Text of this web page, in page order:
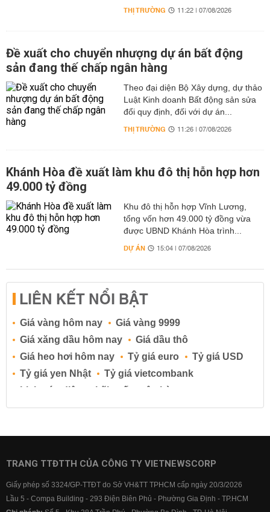
THỊ TRƯỜNG 11:22 | 07/08/2026
Đề xuất cho chuyển nhượng dự án bất động
sản đang thế chấp ngân hàng
Theo đại diện Bộ Xây dựng, dự thảo
Luật Kinh doanh Bất động sản sửa
đổi quy định, đối với dự án...
THỊ TRƯỜNG 11:26 | 07/08/2026
Khánh Hòa đề xuất làm khu đô thị hỗn hợp hơn
49.000 tỷ đồng
Khu đô thị hỗn hợp Vĩnh Lương,
tổng vốn hơn 49.000 tỷ đồng vừa
được UBND Khánh Hòa trình...
DỰ ÁN 15:04 | 07/08/2026
LIÊN KẾT NỔI BẬT
Giá vàng hôm nay
Giá vàng 9999
Giá xăng dầu hôm nay
Giá dầu thô
Giá heo hơi hôm nay
Tỷ giá euro
Tỷ giá USD
Tỷ giá yen Nhật
Tỷ giá vietcombank
Lịch cúp điện
Lãi suất ngân hàng
Lãi suất tiết kiệm
Lãi suất tiền gửi
Lãi suất ngân hàng BIDV
Lãi suất ngân hàng Vietcombank
TRANG TTĐTTH CỦA CÔNG TY VIETNEWSCORP
Giấy phép số 3324/GP-TTĐT do Sở VH&TT TPHCM cấp ngày 20/3/2026
Lầu 5 - Compa Building - 293 Điện Biên Phủ - Phường Gia Định - TP.HCM